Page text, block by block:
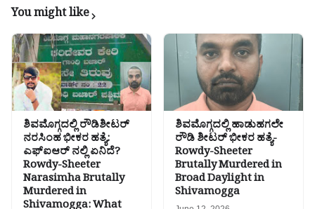
You might like
ಶಿವಮೊಗ್ಗದಲ್ಲಿ ರೌಡಿಶೀಟರ್
ನರಸಿಂಹ ಭೀಕರ ಹತ್ಯೆ:
ಎಫ್ಐಆರ್ ನಲ್ಲಿ ಏನಿದೆ?
Rowdy-Sheeter
Narasimha Brutally
Murdered in
ಶಿವಮೊಗ್ಗದಲ್ಲಿ ಹಾಡುಹಗಲೇ
ರೌಡಿ ಶೀಟರ್ ಭೀಕರ ಹತ್ಯೆ-
Rowdy-Sheeter
Brutally Murdered in
Broad Daylight in
Shivamogga